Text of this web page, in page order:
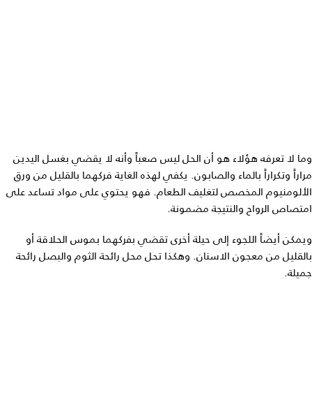
وما لا تعرفه هؤلاء هو أن الحل ليس صعباً وأنه لا يقضي بغسل اليدين
مراراً وتكراراً بالماء والصابون. يكفي لهذه الغاية فركهما بالقليل من ورق
الألومنيوم المخصص لتغليف الطعام. فهو يحتوي على مواد تساعد على
امتصاص الرواح والنتيجة مضمونة.
ويمكن أيضاً اللجوء إلى حيلة أخرى تقضي بفركهما بموس الحلاقة أو
بالقليل من معجون الاسنان. وهكذا تحل محل رائحة الثوم والبصل رائحة
جميلة.